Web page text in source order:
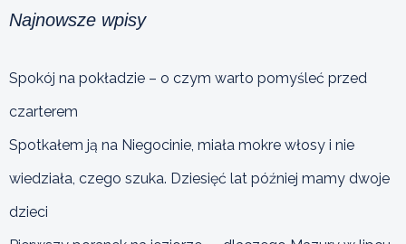
Najnowsze wpisy
Spokój na pokładzie – o czym warto pomyśleć przed
czarterem
Spotkałem ją na Niegocinie, miała mokre włosy i nie
wiedziała, czego szuka. Dziesięć lat później mamy dwoje
dzieci